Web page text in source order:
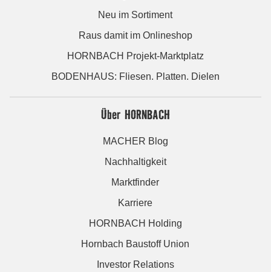
Neu im Sortiment
Raus damit im Onlineshop
HORNBACH Projekt-Marktplatz
BODENHAUS: Fliesen. Platten. Dielen
Über HORNBACH
MACHER Blog
Nachhaltigkeit
Marktfinder
Karriere
HORNBACH Holding
Hornbach Baustoff Union
Investor Relations